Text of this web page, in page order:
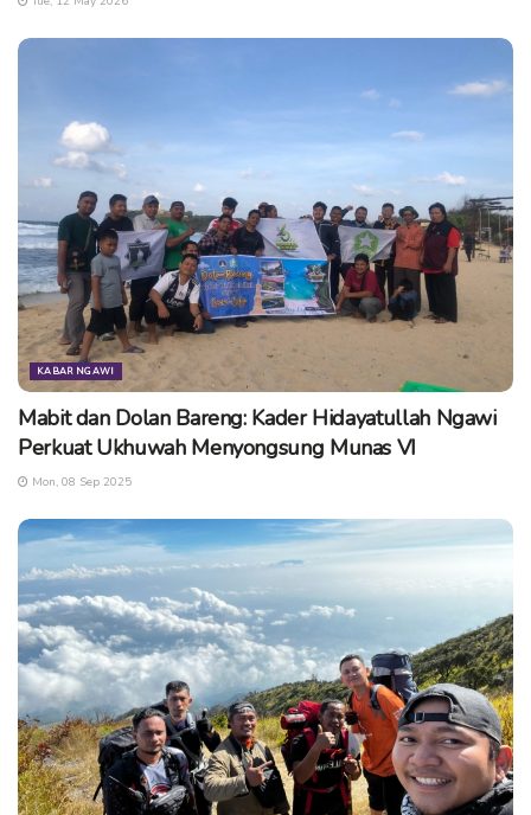
(alfa)
rapat konsolidasi
KABAR NGAWI
Mabit dan Dolan Bareng: Kader Hidayatullah Ngawi
Perkuat Ukhuwah Menyongsung Munas VI
Mon, 08 Sep 2025